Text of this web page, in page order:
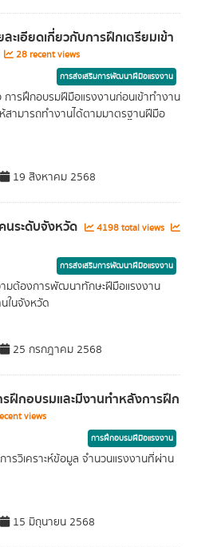
ะเอียดเกี่ยวกับการฝึกเตรียมเข้า
28 recent views
การส่งเสริมการพัฒนาฝีมือแรงงาน
การฝึกอบรมฝีมือแรงงานก่อนเข้าทำงาน
สามารถทำงานได้ตามมาตรฐานฝีมือ
19 สิงหาคม 2568
ระดับจังหวัด
4198 total views
การส่งเสริมการพัฒนาฝีมือแรงงาน
มต้องการพัฒนาทักษะฝีมือแรงงาน
ในจังหวัด
25 กรกฎาคม 2568
ฝึกอบรมและมีงานทำหลังการฝึก
views
การฝึกอบรมฝีมือแรงงาน
รวิเคราะห์ข้อมูล จำนวนแรงงานที่ผ่าน
15 มิถุนายน 2568